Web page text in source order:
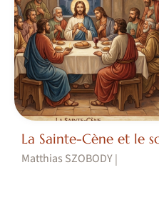
La Sainte-Cène et le
Matthias SZOBODY|